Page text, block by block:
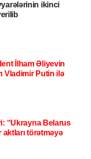
ikinci
İlham Əliyevin
Vladimir Putin ilə
“Ukrayna Belarus
törətməyə